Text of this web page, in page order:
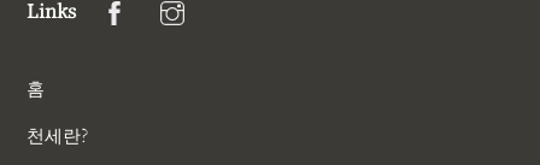
Links
홈
천세란?